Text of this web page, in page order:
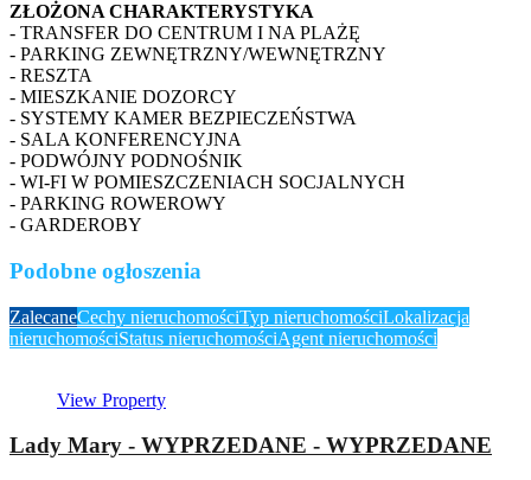
ZŁOŻONA CHARAKTERYSTYKA
- TRANSFER DO CENTRUM I NA PLAŻĘ
- PARKING ZEWNĘTRZNY/WEWNĘTRZNY
- RESZTA
- MIESZKANIE DOZORCY
- SYSTEMY KAMER BEZPIECZEŃSTWA
- SALA KONFERENCYJNA
- PODWÓJNY PODNOŚNIK
- WI-FI W POMIESZCZENIACH SOCJALNYCH
- PARKING ROWEROWY
- GARDEROBY
Podobne ogłoszenia
ZalecaneCechy nieruchomościTyp nieruchomościLokalizacja
nieruchomościStatus nieruchomościAgent nieruchomości
View Property
Lady Mary - WYPRZEDANE - WYPRZEDANE